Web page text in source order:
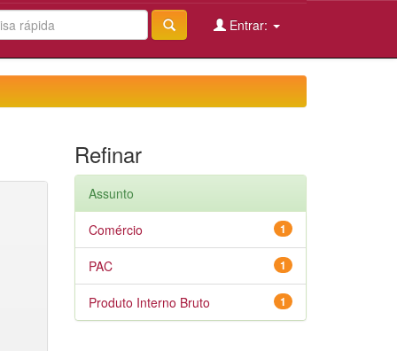
Entrar:
Refinar
Assunto
1
Comércio
1
PAC
1
Produto Interno Bruto